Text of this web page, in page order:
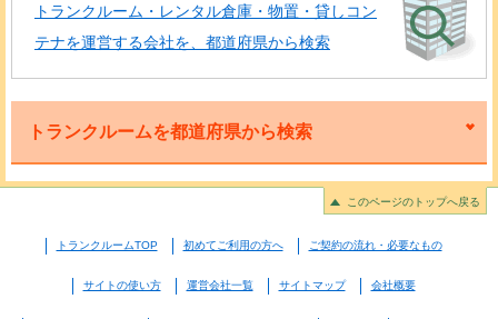
トランクルーム・レンタル倉庫・物置・貸しコン
テナを運営する会社を、都道府県から検索
トランクルームを都道府県から検索
このページのトップへ戻る
トランクルームTOP 初めてご利用の方へ ご契約の流れ・必要なもの
サイトの使い方 運営会社一覧 サイトマップ 会社概要